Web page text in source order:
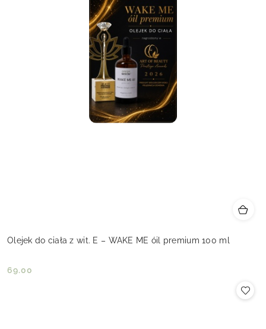
Olejek do ciała z wit. E – WAKE ME óil premium 100 ml
Cena:
69.00